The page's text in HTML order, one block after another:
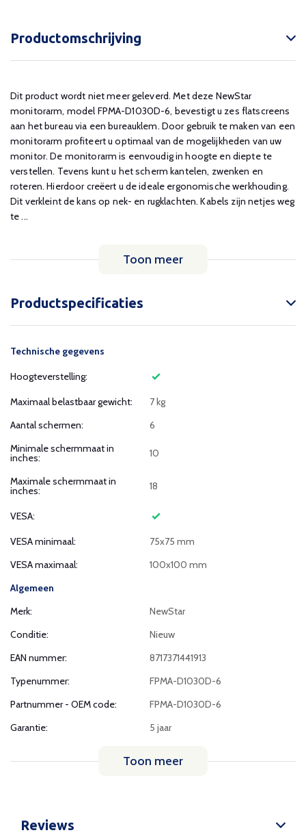
Productomschrijving
Dit product wordt niet meer geleverd. Met deze NewStar
monitorarm, model FPMA-D1030D-6, bevestigt u zes flatscreens
aan het bureau via een bureauklem. Door gebruik te maken van een
monitorarm profiteert u optimaal van de mogelijkheden van uw
monitor. De monitorarm is eenvoudig in hoogte en diepte te
verstellen. Tevens kunt u het scherm kantelen, zwenken en
roteren. Hierdoor creëert u de ideale ergonomische werkhouding.
Dit verkleint de kans op nek- en rugklachten. Kabels zijn netjes weg
te ...
Toon meer
Productspecificaties
Technische gegevens
Hoogteverstelling:
Maximaal belastbaar gewicht:
7 kg
Aantal schermen:
6
Minimale schermmaat in
inches: 10
Maximale schermmaat in
inches: 18
VESA:
VESA minimaal:
75x75 mm
VESA maximaal:
100x100 mm
Algemeen
Merk:
NewStar
Conditie:
Nieuw
EAN nummer:
8717371441913
Typenummer:
FPMA-D1030D-6
Partnummer - OEM code:
FPMA-D1030D-6
Garantie:
5 jaar
Toon meer
Reviews